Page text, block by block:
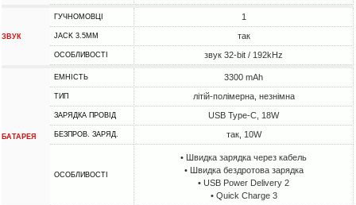
ЗВУК
ГУЧНОМОВЦІ 1
JACK 3.5MM так
ОСОБЛИВОСТІ звук 32-bit / 192kHz
БАТАРЕЯ
ЕМНІСТЬ 3300 mAh
ТИП літій-полімерна, незнімна
ЗАРЯДКА ПРОВІД USB Type-C, 18W
БЕЗПРОВ. ЗАРЯД. так, 10W
ОСОБЛИВОСТІ
• Швидка зарядка через кабель
• Швидка бездротова зарядка
• USB Power Delivery 2
• Quick Charge 3